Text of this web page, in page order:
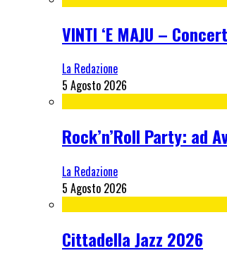
VINTI ‘E MAJU –
La Redazione
5 Agosto 2026
Rock’n’Roll Party: ad
La Redazione
5 Agosto 2026
Cittadella Jazz 2026